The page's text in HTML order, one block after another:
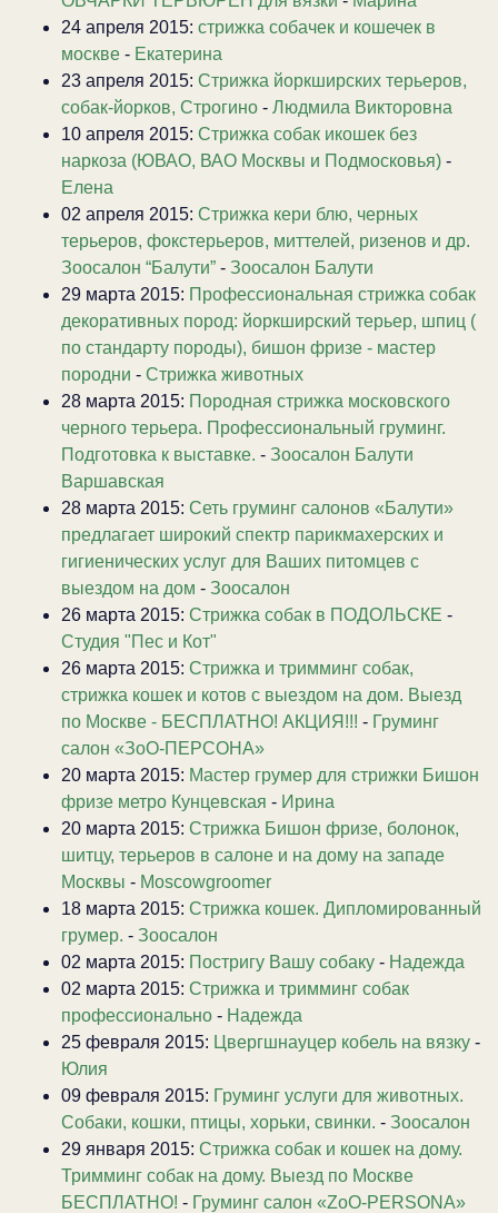
24 апреля 2015: стрижка собачек и кошечек в
москве - Екатерина
23 апреля 2015: Стрижка йоркширских терьеров,
собак-йорков, Строгино - Людмила Викторовна
10 апреля 2015: Стрижка собак икошек без
наркоза (ЮВАО, ВАО Москвы и Подмосковья) -
Елена
02 апреля 2015: Стрижка кери блю, черных
терьеров, фокстерьеров, миттелей, ризенов и др.
Зоосалон “Балути” - Зоосалон Балути
29 марта 2015: Профессиональная стрижка собак
декоративных пород: йоркширский терьер, шпиц (
по стандарту породы), бишон фризе - мастер
породни - Стрижка животных
28 марта 2015: Породная стрижка московского
черного терьера. Профессиональный груминг.
Подготовка к выставке. - Зоосалон Балути
Варшавская
28 марта 2015: Сеть груминг салонов «Балути»
предлагает широкий спектр парикмахерских и
гигиенических услуг для Ваших питомцев с
выездом на дом - Зоосалон
26 марта 2015: Стрижка собак в ПОДОЛЬСКЕ -
Студия "Пес и Кот"
26 марта 2015: Стрижка и тримминг собак,
стрижка кошек и котов с выездом на дом. Выезд
по Москве - БЕСПЛАТНО! АКЦИЯ!!! - Груминг
салон «ЗоО-ПЕРСОНА»
20 марта 2015: Мастер грумер для стрижки Бишон
фризе метро Кунцевская - Ирина
20 марта 2015: Стрижка Бишон фризе, болонок,
шитцу, терьеров в салоне и на дому на западе
Москвы - Moscowgroomer
18 марта 2015: Стрижка кошек. Дипломированный
грумер. - Зоосалон
02 марта 2015: Постригу Вашу собаку - Надежда
02 марта 2015: Стрижка и тримминг собак
профессионально - Надежда
25 февраля 2015: Цвергшнауцер кобель на вязку -
Юлия
09 февраля 2015: Груминг услуги для животных.
Собаки, кошки, птицы, хорьки, свинки. - Зоосалон
29 января 2015: Стрижка собак и кошек на дому.
Тримминг собак на дому. Выезд по Москве
БЕСПЛАТНО! - Груминг салон «ZoO-PERSONA»